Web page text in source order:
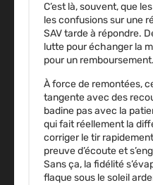
C’est là, souvent, que
les confusions sur une
SAV tarde à répondre.
lutte pour échanger la
pour un remboursement.
À force de remontées,
tangente avec des
badine pas avec la
qui fait réellement la
corriger le tir rapidement
preuve d’écoute et
Sans ça, la fidélité
flaque sous le soleil